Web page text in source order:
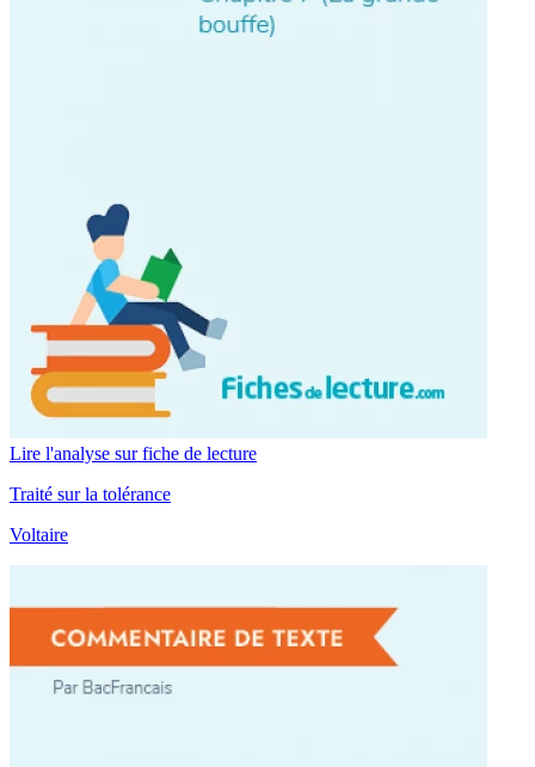
Lire l'analyse sur fiche de lecture
Traité sur la tolérance
Voltaire